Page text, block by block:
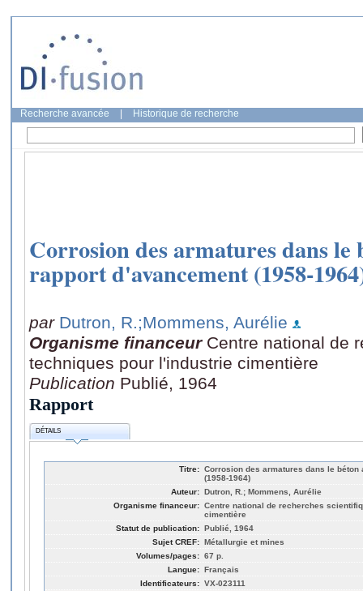
Recherche avancée Historique de recherche
Corrosion des armatures dans
rapport d'avancement (1958-
par Dutron, R.;Mommens, Aurélie
Organisme financeur Centre national de
techniques pour l'industrie cimentière
Publication Publié, 1964
Rapport
DÉTAILS
Titre: Corrosion des armatures dans le
(1958-1964)
Auteur: Dutron, R.; Mommens, Aurélie
Organisme financeur: Centre national de recherches
cimentière
Statut de publication: Publié, 1964
Sujet CREF: Métallurgie et mines
Volumes/pages: 67 p.
Langue: Français
Identificateurs: VX-023111